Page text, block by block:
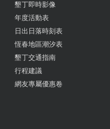
梗燙過之後，以鵝油拌
菜。 鵝血糕塊燙過後
花生粉，這絕妙搭配真
墾丁即時影像
年度活動表
日出日落時刻表
恆春地區潮汐表
墾丁交通指南
行程建議
網友專屬優惠卷